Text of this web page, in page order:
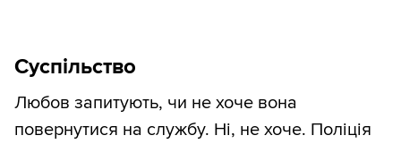
Суспільство
Любов запитують, чи не хоче вона
повернутися на службу. Ні, не хоче. Поліція